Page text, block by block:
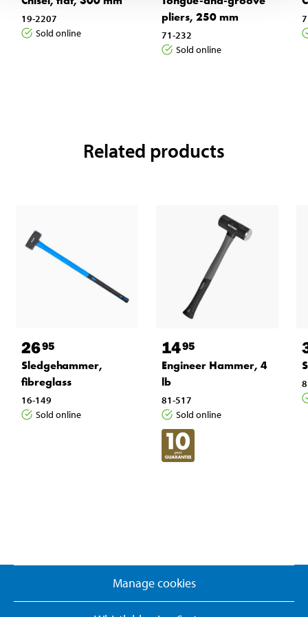
19-2207
Sold online
pliers, 250 mm
71-232
Sold online
Related products
2695
Sledgehammer,
fibreglass
16-149
Sold online
1495
Engineer Hammer, 4
lb
81-517
Sold online
Manage cookies